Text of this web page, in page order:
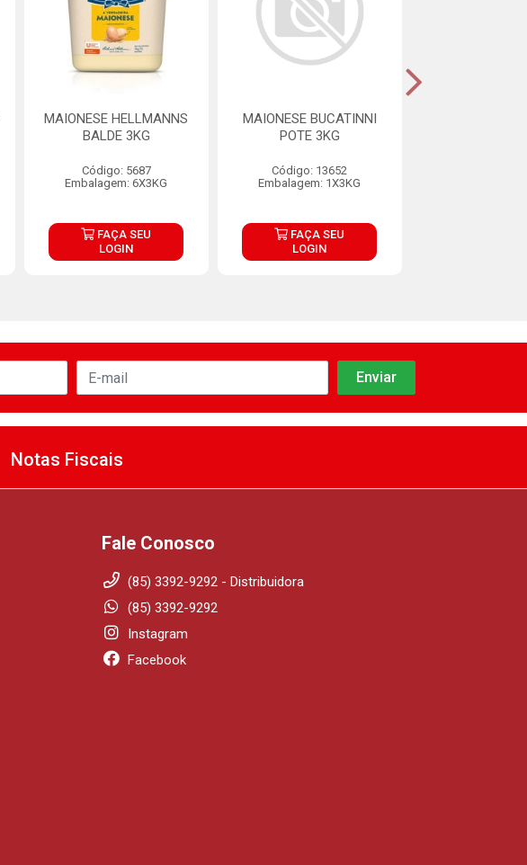
MAIONESE HELLMANNS
BALDE 3KG
Código: 5687
Embalagem: 6X3KG
FAÇA SEU
LOGIN
MAIONESE BUCATINNI
POTE 3KG
Código: 13652
Embalagem: 1X3KG
FAÇA SEU
LOGIN
Notas Fiscais
Fale Conosco
(85) 3392-9292 - Distribuidora
(85) 3392-9292
Instagram
Facebook